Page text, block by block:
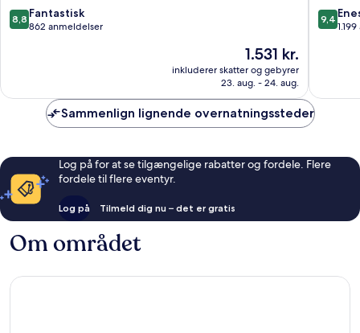
8.8
ud
anmeldelser
8,8 Fantastisk
862 anmeldelser
Prisen
1.531 kr.
1.531 kr.
inkluderer skatter og gebyrer
23. aug. - 24. aug.
9.4
ud
9,4
Sammenlign lignende overnatningssteder
Log på for at se tilgængelige rabatter og fordele. Flere
fordele til flere eventyr.
Log på Tilmeld dig nu – det er gratis
Om området